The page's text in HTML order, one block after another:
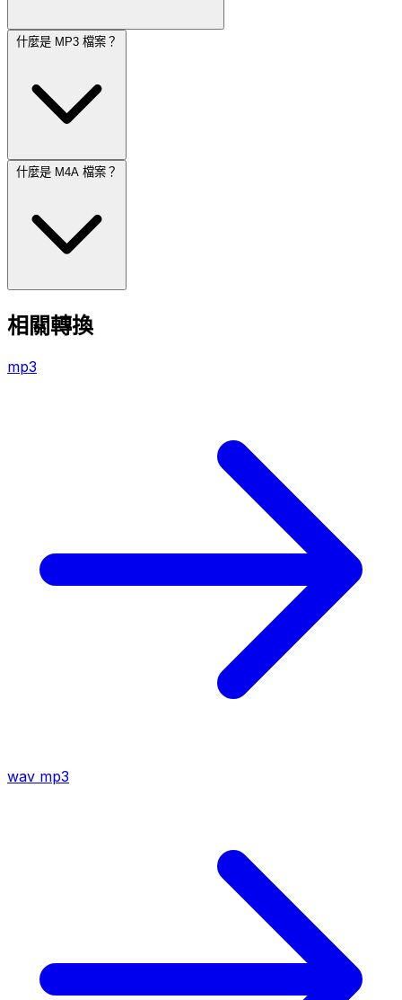
什麼是 MP3 檔案？
什麼是 M4A 檔案？
相關轉換
mp3
wav mp3